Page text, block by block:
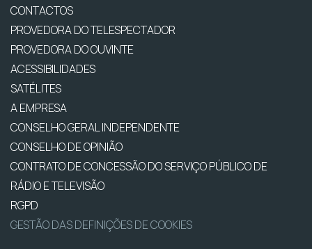
CONTACTOS
PROVEDORA DO TELESPECTADOR
PROVEDORA DO OUVINTE
ACESSIBILIDADES
SATÉLITES
A EMPRESA
CONSELHO GERAL INDEPENDENTE
CONSELHO DE OPINIÃO
CONTRATO DE CONCESSÃO DO SERVIÇO PÚBLICO DE
RÁDIO E TELEVISÃO
RGPD
GESTÃO DAS DEFINIÇÕES DE COOKIES